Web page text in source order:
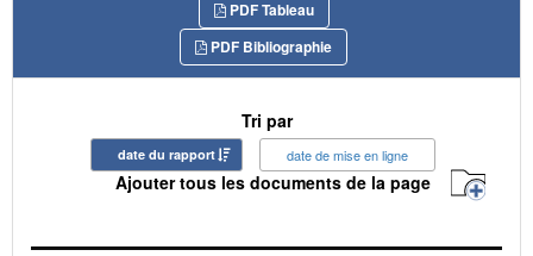
PDF Tableau
PDF Bibliographie
Tri par
date du rapport date de mise en ligne
Ajouter tous les documents de la page